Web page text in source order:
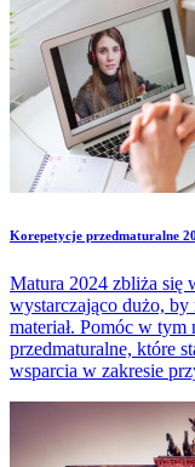
Korepetycje przedmaturalne
Matura 2024 zbliża się
wystarczająco dużo,
materiał. Pomóc w
przedmaturalne, które
wsparcia w zakresie
matury w szkole po
dowiesz się, ile trzeba
z najpopularniejszych